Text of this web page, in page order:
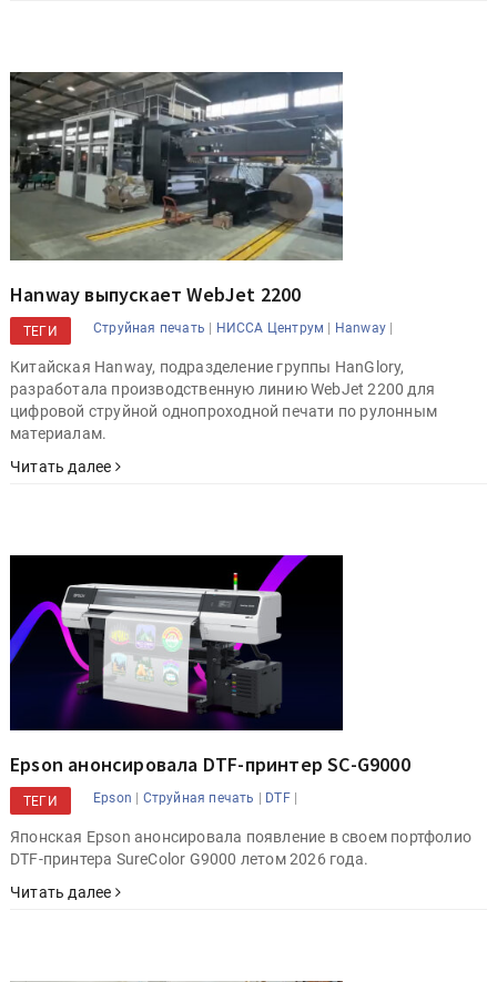
Hanway выпускает WebJet 2200
ТЕГИ Струйная печать | НИССА Центрум | Hanway |
Китайская Hanway, подразделение группы HanGlory,
разработала производственную линию WebJet 2200 для
цифровой струйной однопроходной печати по рулонным
материалам.
Читать далее
Epson анонсировала DTF-принтер SС-G9000
ТЕГИ Epson | Струйная печать | DTF|
Японская Epson анонсировала появление в своем портфолио
DTF-принтера SureColor G9000 летом 2026 года.
Читать далее